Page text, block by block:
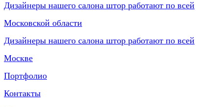
Дизайнеры нашего салона штор работают по всей
Московской области
Дизайнеры нашего салона штор работают по всей
Москве
Портфолио
Контакты